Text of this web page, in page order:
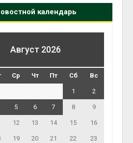
календарь
Август 2026
Ср Чт Пт Сб Вс
1 2
5 6 7 8 9
12 13 14 15 16
19 20 21 22 23